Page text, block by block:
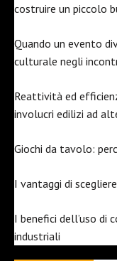
costruire un piccolo
Quando un evento
culturale negli
Reattività ed
involucri edilizi ad
Giochi da tavolo:
I vantaggi di
I benefici dell’uso di
industriali